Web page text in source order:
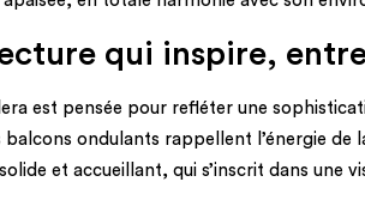
qui inspire,
est pensée pour refléter une
ondulants rappellent l’énergie
et accueillant, qui s’inscrit dans une